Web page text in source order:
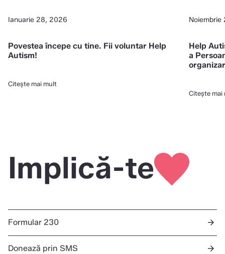
Ianuarie 28, 2026
Povestea începe cu tine. Fii voluntar Help
Autism!
Citește mai mult
Help
a
copiilor
Citește mai
Implică-te
Formular 230 arrow_forward
Donează prin SMS arrow_forward